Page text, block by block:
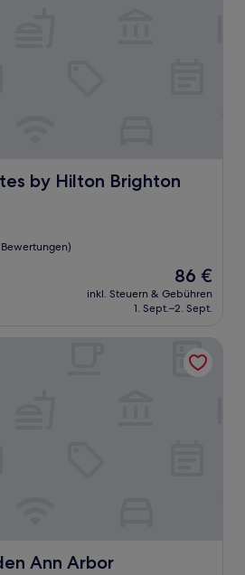
by Hilton Brighton
Hilton Brighton
Der
Preis
beträgt
86 €
inkl. Steuern & Gebühren
1. Sept.–2. Sept.
Ann Arbor
Arbor